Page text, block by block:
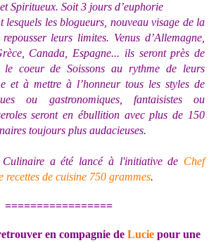
Spiritueux. Soit 3 jours d’euphorie
lesquels les blogueurs, nouveau visage de la
leurs limites. Venus d’Allemagne,
Canada, Espagne... ils seront près de
coeur de Soissons au rythme de leurs
et à mettre à l’honneur tous les styles de
ou gastronomiques, fantaisistes ou
seront en ébullition avec plus de 150
toujours plus audacieuses.
a été lancé à l'initiative de Chef
recettes de cuisine 750 grammes.
=================
en compagnie de Lucie pour une